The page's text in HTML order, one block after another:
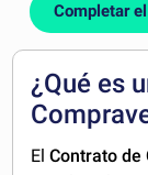
Completar
¿Qué es
ElContrato